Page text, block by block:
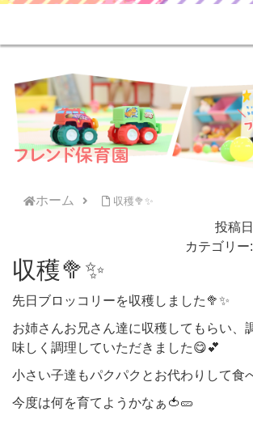
ホーム 収穫🥦✨
投稿
カテゴリー:
収穫🥦✨
先日ブロッコリーを収穫しました🥦✨
お姉さんお兄さん達に収穫してもらい、
味しく調理していただきました😋💕
小さい子達もパクパクとお代わりして食
今度は何を育てようかなぁ🍅🥒